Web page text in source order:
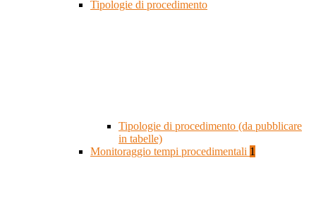
Tipologie di procedimento
Tipologie di procedimento (da pubblicare
in tabelle)
Monitoraggio tempi procedimentali 1